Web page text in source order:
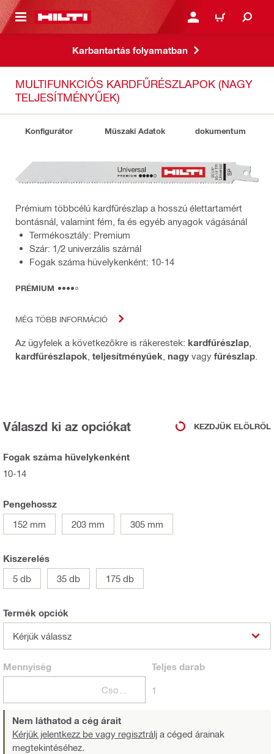
TARTALOMRA BEJELENTKEZÉS VAGY
KOSÁR
Karbantartás folyamatban
MULTIFUNKCIÓS KARDFŰRÉSZLAPOK (NAGY
TELJESÍTMÉNYŰEK)
Konfigurátor Műszaki Adatok dokumentum
Prémium többcélú kardfűrészlap a hosszú élettartamért
bontásnál, valamint fém, fa és egyéb anyagok vágásánál
Termékosztály: Premium
Szár: 1/2 univerzális szárnál
Fogak száma hüvelykenként: 10-14
PRÉMIUM
MÉG TÖBB INFORMÁCIÓ
Az ügyfelek a következőkre is rákerestek: kardfűrészlap
kardfűrészlapok teljesítményűek nagy vagy fűrészlap
Válaszd ki az opciókat KEZDJÜK ELÖLRŐL
Fogak száma hüvelykenként
10-14
Pengehossz
152 mm
203 mm 305 mm
Kiszerelés
5 db
35 db 175 db
Termék opciók
Kérjük válassz
Mennyiség Teljesdarab
1
Nem láthatod a cég árait
Kérjük jelentkezz be vagy regisztrálj a céged árainak
megtekintéséhez.